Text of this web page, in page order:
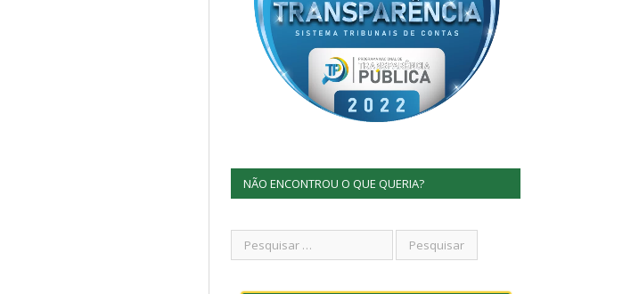
NÃO ENCONTROU O QUE QUERIA?